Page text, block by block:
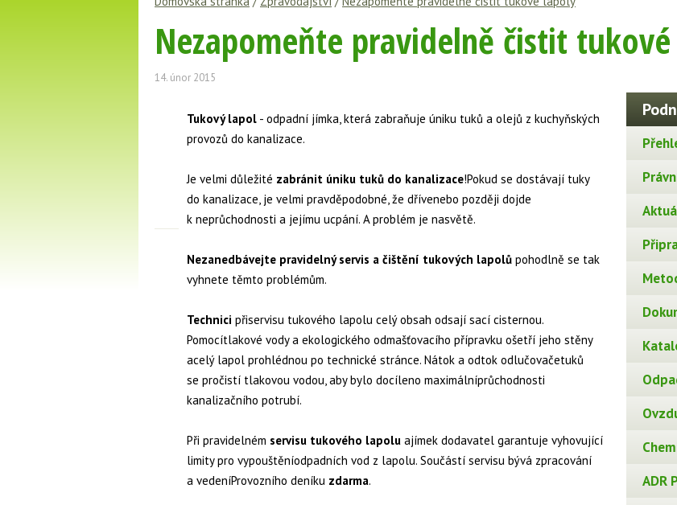
Nezapomeňte pravidelně čistit
14. únor 2015
Tukový lapol - odpadní jímka, která zabraňuje úniku tuků a olejů z kuchyňských
provozů do kanalizace.
Je velmi důležité zabránit úniku tuků do kanalizace!Pokud se dostávají tuky
do kanalizace, je velmi pravděpodobné, že dřívenebo později dojde
k neprůchodnosti a jejímu ucpání. A problém je nasvětě.
Nezanedbávejte pravidelný servis a čištění tukových lapolů pohodlně se tak
vyhnete těmto problémům.
Technici přiservisu tukového lapolu celý obsah odsají sací cisternou.
Pomocítlakové vody a ekologického odmašťovacího přípravku ošetří jeho stěny
acelý lapol prohlédnou po technické stránce. Nátok a odtok odlučovačetuků
se pročistí tlakovou vodou, aby bylo docíleno maximálníprůchodnosti
kanalizačního potrubí.
Při pravidelném servisu tukového lapolu ajímek dodavatel garantuje vyhovující
limity pro vypouštěníodpadních vod z lapolu. Součástí servisu bývá zpracování
a vedeníProvozního deníku zdarma.
ADR